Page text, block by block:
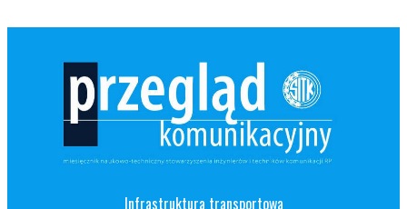
Infrastruktura transportowa